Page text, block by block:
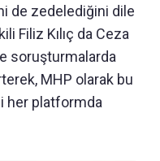
de zedelediğini dile
Filiz Kılıç da Ceza
soruşturmalarda
MHP olarak bu
her platformda